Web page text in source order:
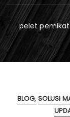
pelet
BLOG SOLUSI